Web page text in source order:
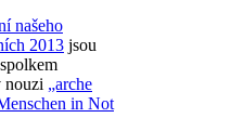
našeho
2013 jsou
nouzi „arche
in Not